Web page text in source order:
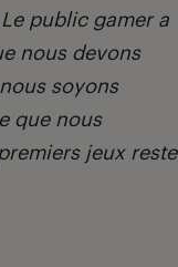
public gamer a
nous devons
soyons
que nous
jeux reste